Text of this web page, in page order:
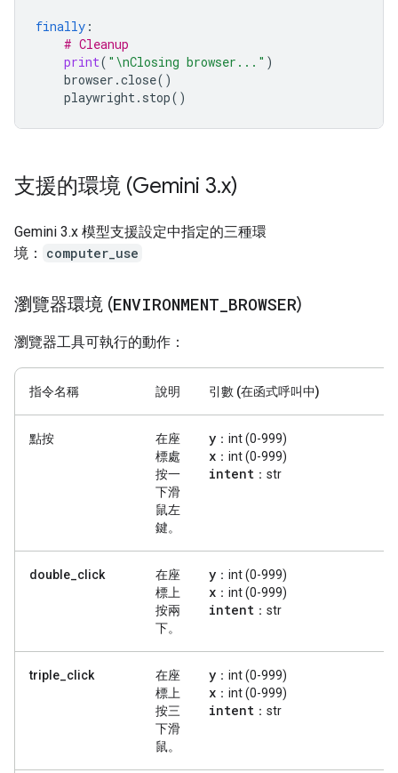
finally :
# Cleanup
print( " \nClosing browser..." )
browser .close()
playwright. stop()
支援的環境 (Gemini 3.x)
Gemini 3.x 模型支援設定中指定的三種環
境：
computer_use
瀏覽器環境 (ENVIRONMENT BROWSER)
瀏覽器工具可執行的動作：
指令名稱 說明 引數 (在函式呼叫中)
點按
在座
標處
按一
下滑
鼠左
鍵。
y ：int (0-999)
x ：int (0-999)
intent ：str
double_click
在座
標上
按兩
下。
y ：int (0-999)
x ：int (0-999)
intent ：str
triple_click
在座
標上
按三
下滑
鼠。
y ：int (0-999)
x ：int (0-999)
intent ：str